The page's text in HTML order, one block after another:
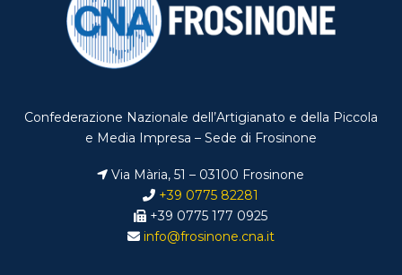
Confederazione Nazionale dell’Artigianato e della Piccola
e Media Impresa – Sede di Frosinone
Via Mària, 51 – 03100 Frosinone
+39 0775 82281
+39 0775 177 0925
info@frosinone.cna.it